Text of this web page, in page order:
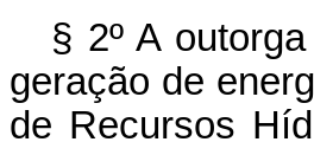
§ 2º A
geração de
de Recursos